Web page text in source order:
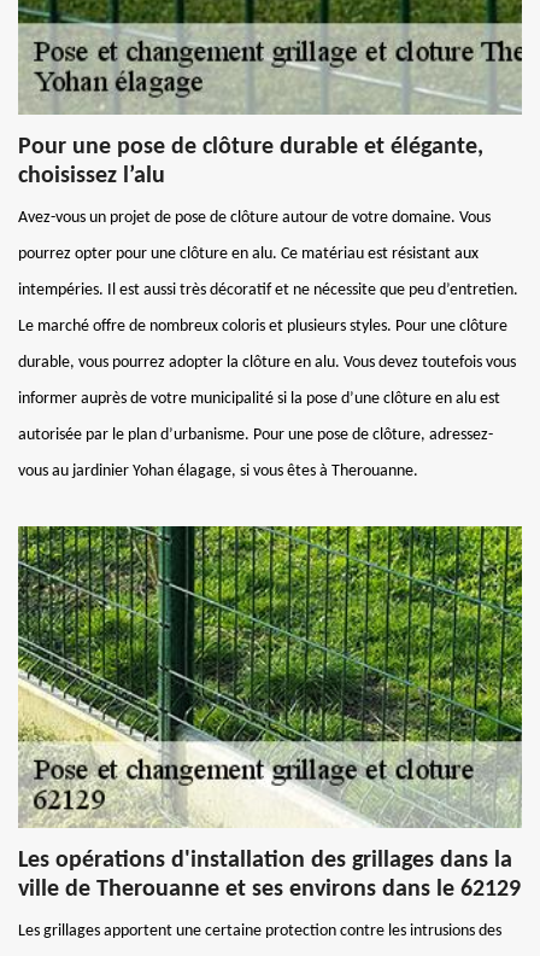
Pour une pose de clôture durable et élégante,
choisissez l’alu
Avez-vous un projet de pose de clôture autour de votre domaine. Vous
pourrez opter pour une clôture en alu. Ce matériau est résistant aux
intempéries. Il est aussi très décoratif et ne nécessite que peu d’entretien.
Le marché offre de nombreux coloris et plusieurs styles. Pour une clôture
durable, vous pourrez adopter la clôture en alu. Vous devez toutefois vous
informer auprès de votre municipalité si la pose d’une clôture en alu est
autorisée par le plan d’urbanisme. Pour une pose de clôture, adressez-
vous au jardinier Yohan élagage, si vous êtes à Therouanne.
Les opérations d'installation des grillages dans la
ville de Therouanne et ses environs dans le 62129
Les grillages apportent une certaine protection contre les intrusions des